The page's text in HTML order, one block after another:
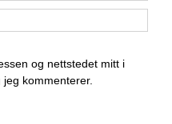
og nettstedet mitt i
kommenterer.